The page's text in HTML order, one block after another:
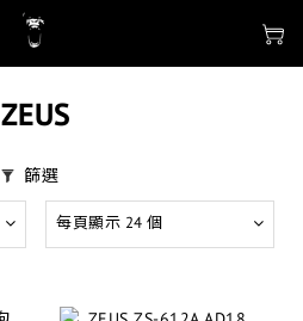
ZEUS
篩選
每頁顯示 24 個